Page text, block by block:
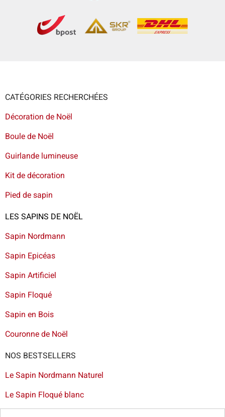
CATÉGORIES RECHERCHÉES
Décoration de Noël
Boule de Noël
Guirlande lumineuse
Kit de décoration
Pied de sapin
LES SAPINS DE NOËL
Sapin Nordmann
Sapin Epicéas
Sapin Artificiel
Sapin Floqué
Sapin en Bois
Couronne de Noël
NOS BESTSELLERS
Le Sapin Nordmann Naturel
Le Sapin Floqué blanc